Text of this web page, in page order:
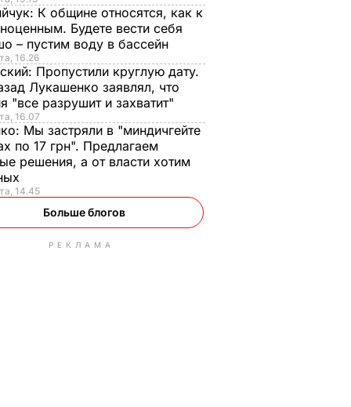
К общине относятся, как к
Будете вести себя
– пустим воду в бассейн
16.26
Пропустили круглую дату.
Лукашенко заявлял, что
"все разрушит и захватит"
16.07
Мы застряли в "миндичгейте
по 17 грн". Предлагаем
решения, а от власти хотим
14.45
Больше блогов
РЕКЛАМА